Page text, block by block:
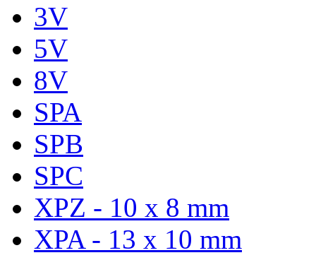
3V
5V
8V
SPA
SPB
SPC
XPZ - 10 x 8 mm
XPA - 13 x 10 mm